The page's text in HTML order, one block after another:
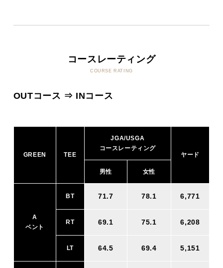
コースレーティング
COURSE RATING
OUTコース ⇒ INコース
GREEN TEE
JGA/USGA
コースレーティング
ヤード
男性 女性
A
ベント
BT 71.7 78.1 6,771
RT 69.1 75.1 6,208
LT 64.5 69.4 5,151